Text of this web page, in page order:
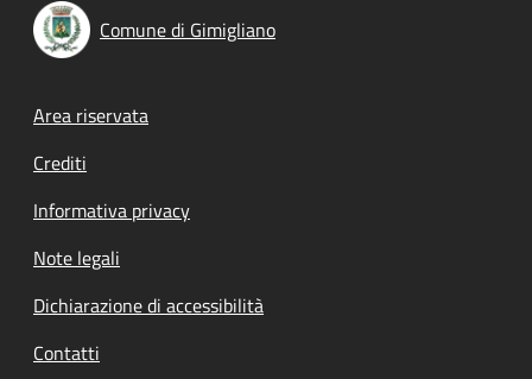
Comune di Gimigliano
Footer menu
Area riservata
Crediti
Informativa privacy
Note legali
Dichiarazione di accessibilità
Contatti